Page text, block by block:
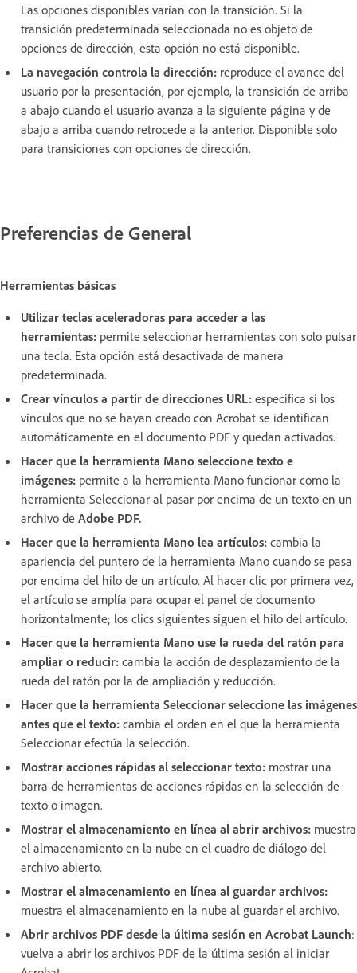
Las opciones disponibles varían con la transición. Si la
transición predeterminada seleccionada no es objeto de
opciones de dirección, esta opción no está disponible.
La navegación controla la dirección: reproduce el avance del
usuario por la presentación, por ejemplo, la transición de arriba
a abajo cuando el usuario avanza a la siguiente página y de
abajo a arriba cuando retrocede a la anterior. Disponible solo
para transiciones con opciones de dirección.
Preferencias de General
Herramientas básicas
Utilizar teclas aceleradoras para acceder a las
herramientas: permite seleccionar herramientas con solo pulsar
una tecla. Esta opción está desactivada de manera
predeterminada.
Crear vínculos a partir de direcciones URL: especifica si los
vínculos que no se hayan creado con Acrobat se identifican
automáticamente en el documento PDF y quedan activados.
Hacer que la herramienta Mano seleccione texto e
imágenes: permite a la herramienta Mano funcionar como la
herramienta Seleccionar al pasar por encima de un texto en un
archivo de Adobe PDF.
Hacer que la herramienta Mano lea artículos: cambia la
apariencia del puntero de la herramienta Mano cuando se pasa
por encima del hilo de un artículo. Al hacer clic por primera vez,
el artículo se amplía para ocupar el panel de documento
horizontalmente; los clics siguientes siguen el hilo del artículo.
Hacer que la herramienta Mano use la rueda del ratón para
ampliar o reducir: cambia la acción de desplazamiento de la
rueda del ratón por la de ampliación y reducción.
Hacer que la herramienta Seleccionar seleccione las imágenes
antes que el texto: cambia el orden en el que la herramienta
Seleccionar efectúa la selección.
Mostrar acciones rápidas al seleccionar texto: mostrar una
barra de herramientas de acciones rápidas en la selección de
texto o imagen.
Mostrar el almacenamiento en línea al abrir archivos: muestra
el almacenamiento en la nube en el cuadro de diálogo del
archivo abierto.
Mostrar el almacenamiento en línea al guardar archivos:
muestra el almacenamiento en la nube al guardar el archivo.
Abrir archivos PDF desde la última sesión en Acrobat Launch:
vuelva a abrir los archivos PDF de la última sesión al iniciar